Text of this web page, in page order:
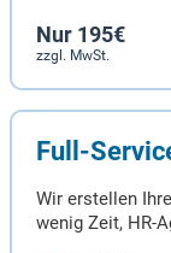
Nur 195€
zzgl. MwSt.
Full-
Wir erstellen
wenig Zeit, HR-